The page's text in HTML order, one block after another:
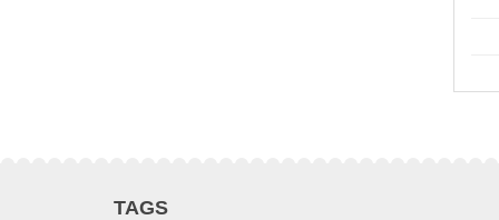
TAGS